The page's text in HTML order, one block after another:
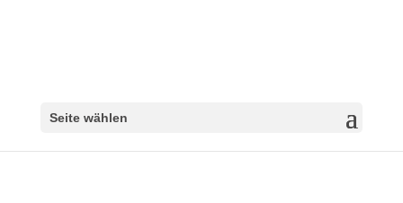
Seite wählen